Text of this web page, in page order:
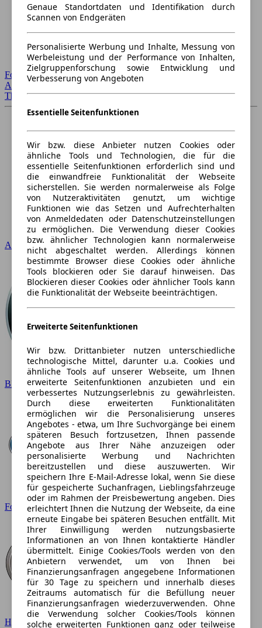
Forum Startseite
Alle Auto-Foren
Themen-Forum
Audi
BMW
Ford
Hyundai
Genaue Standortdaten und Identifikation durch
Scannen von Endgeräten
Personalisierte Werbung und Inhalte, Messung von
Werbeleistung und der Performance von Inhalten,
Zielgruppenforschung sowie Entwicklung und
Verbesserung von Angeboten
Essentielle Seitenfunktionen
Wir bzw. diese Anbieter nutzen Cookies oder
ähnliche Tools und Technologien, die für die
essentielle Seitenfunktionen erforderlich sind und
die einwandfreie Funktionalität der Webseite
sicherstellen. Sie werden normalerweise als Folge
von Nutzeraktivitäten genutzt, um wichtige
Funktionen wie das Setzen und Aufrechterhalten
von Anmeldedaten oder Datenschutzeinstellungen
zu ermöglichen. Die Verwendung dieser Cookies
bzw. ähnlicher Technologien kann normalerweise
nicht abgeschaltet werden. Allerdings können
bestimmte Browser diese Cookies oder ähnliche
Tools blockieren oder Sie darauf hinweisen. Das
Blockieren dieser Cookies oder ähnlicher Tools kann
die Funktionalität der Webseite beeinträchtigen.
Erweiterte Seitenfunktionen
Wir bzw. Drittanbieter nutzen unterschiedliche
technologische Mittel, darunter u.a. Cookies und
ähnliche Tools auf unserer Webseite, um Ihnen
erweiterte Seitenfunktionen anzubieten und ein
verbessertes Nutzungserlebnis zu gewährleisten.
Durch diese erweiterten Funktionalitäten
ermöglichen wir die Personalisierung unseres
Angebotes - etwa, um Ihre Suchvorgänge bei einem
späteren Besuch fortzusetzen, Ihnen passende
Angebote aus Ihrer Nähe anzuzeigen oder
personalisierte Werbung und Nachrichten
bereitzustellen und diese auszuwerten. Wir
speichern Ihre E-Mail-Adresse lokal, wenn Sie diese
für gespeicherte Suchanfragen, Lieblingsfahrzeuge
oder im Rahmen der Preisbewertung angeben. Dies
erleichtert Ihnen die Nutzung der Webseite, da eine
erneute Eingabe bei späteren Besuchen entfällt. Mit
Ihrer Einwilligung werden nutzungsbasierte
Informationen an von Ihnen kontaktierte Händler
übermittelt. Einige Cookies/Tools werden von den
Anbietern verwendet, um von Ihnen bei
Finanzierungsanfragen angegebene Informationen
für 30 Tage zu speichern und innerhalb dieses
Zeitraums automatisch für die Befüllung neuer
Finanzierungsanfragen wiederzuverwenden. Ohne
die Verwendung solcher Cookies/Tools können
solche erweiterten Funktionen ganz oder teilweise